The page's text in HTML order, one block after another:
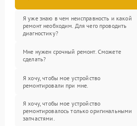
Я уже знаю в чем неисправность и какой
ремонт необходим. Для чего проводить
диагностику?
Мне нужен срочный ремонт. Сможете
сделать?
Я хочу, чтобы мое устройство
ремонтировали при мне.
Я хочу, чтобы мое устройство
ремонтировалось только оригинальными
запчастями.